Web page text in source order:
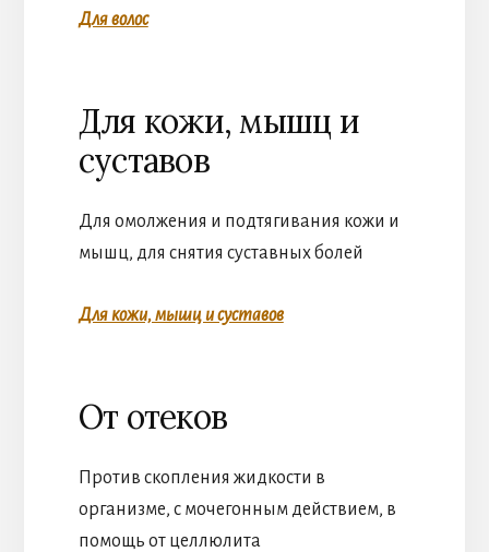
Для волос
Для кожи, мышц и
суставов
Для омолжения и подтягивания кожи и
мышц, для снятия суставных болей
Для кожи, мышц и суставов
От отеков
Против скопления жидкости в
организме, с мочегонным действием, в
помощь от целлюлита